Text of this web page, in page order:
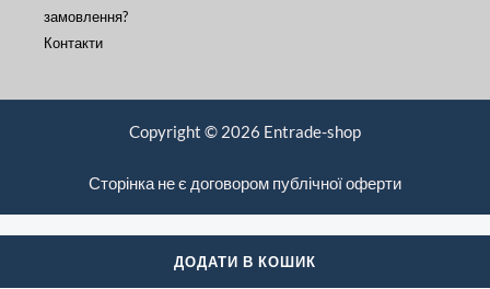
ДОДАТИ В КОШИК
замовлення?
Контакти
Copyright © 2026 Entrade-shop
Сторінка не є договором публічної оферти